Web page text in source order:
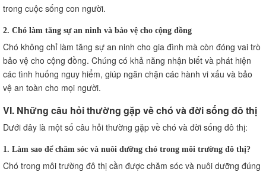
trong cuộc sống con người.
2. Chó làm tăng sự an ninh và bảo vệ cho cộng đồng
Chó không chỉ làm tăng sự an ninh cho gia đình mà còn đóng vai trò
bảo vệ cho cộng đồng. Chúng có khả năng nhận biết và phát hiện
các tình huống nguy hiểm, giúp ngăn chặn các hành vi xấu và bảo
vệ an toàn cho mọi người.
VI. Những câu hỏi thường gặp về chó và đời sống đô thị
Dưới đây là một số câu hỏi thường gặp về chó và đời sống đô thị:
1. Làm sao để chăm sóc và nuôi dưỡng chó trong môi trường đô thị?
Chó trong môi trường đô thị cần được chăm sóc và nuôi dưỡng đúng